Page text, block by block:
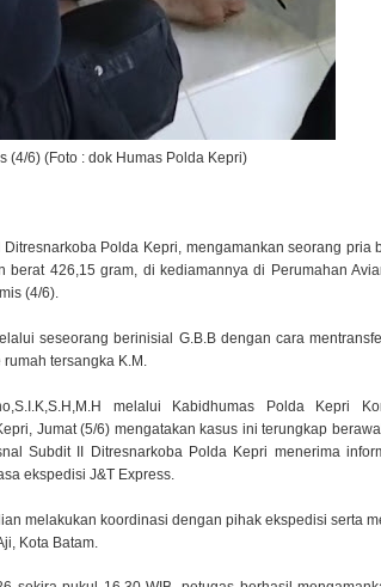
(4/6) (Foto : dok Humas Polda Kepri)
Polda Kepri, mengamankan seorang pria
426,15 gram, di kediamannya di Perumahan
(4/6).
seseorang berinisial G.B.B dengan cara
tersangka K.M.
melalui Kabidhumas Polda Kepri
Jumat (5/6) mengatakan kasus ini terungkap
Subdit II Ditresnarkoba Polda Kepri menerima
ekspedisi J&T Express.
melakukan koordinasi dengan pihak ekspedisi serta
Kota Batam.